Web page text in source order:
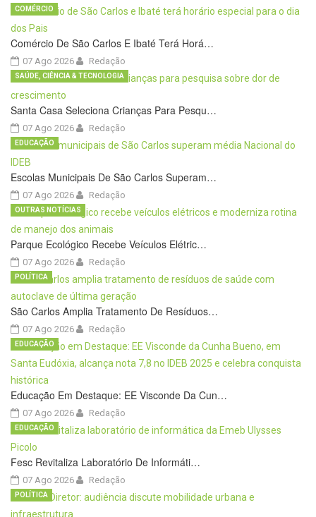
Comércio De São Carlos E Ibaté Terá Horá…
07 Ago 2026
COMÉRCIO
Redação
Santa Casa Seleciona Crianças Para Pesqu…
07 Ago 2026
SAÚDE, CIÊNCIA & TECNOLOGIA
Redação
Escolas Municipais De São Carlos Superam…
07 Ago 2026
EDUCAÇÃO
Redação
Parque Ecológico Recebe Veículos Elétric…
07 Ago 2026
OUTRAS NOTÍCIAS
Redação
São Carlos Amplia Tratamento De Resíduos…
07 Ago 2026
POLÍTICA
Redação
Educação Em Destaque: EE Visconde Da Cun…
07 Ago 2026
EDUCAÇÃO
Redação
Fesc Revitaliza Laboratório De Informáti…
07 Ago 2026
EDUCAÇÃO
Redação
POLÍTICA